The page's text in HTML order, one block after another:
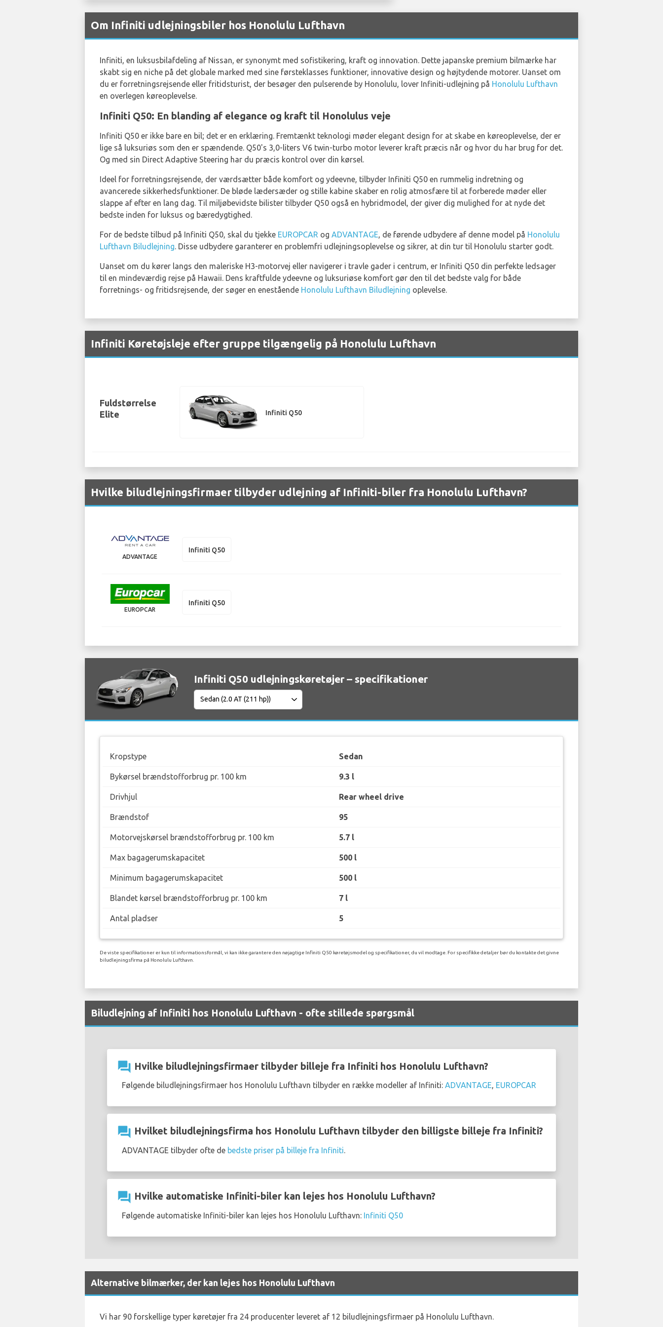
Om Infiniti udlejningsbiler hos Honolulu Lufthavn
Infiniti, en luksusbilafdeling af Nissan, er synonymt med sofistikering, kraft og innovation. Dette japanske premium bilmærke har
skabt sig en niche på det globale marked med sine førsteklasses funktioner, innovative design og højtydende motorer. Uanset om
du er forretningsrejsende eller fritidsturist, der besøger den pulserende by Honolulu, lover Infiniti-udlejning på Honolulu Lufthavn
en overlegen køreoplevelse.
Infiniti Q50: En blanding af elegance og kraft til Honolulus veje
Infiniti Q50 er ikke bare en bil; det er en erklæring. Fremtænkt teknologi møder elegant design for at skabe en køreoplevelse, der er
lige så luksuriøs som den er spændende. Q50's 3,0-liters V6 twin-turbo motor leverer kraft præcis når og hvor du har brug for det.
Og med sin Direct Adaptive Steering har du præcis kontrol over din kørsel.
Ideel for forretningsrejsende, der værdsætter både komfort og ydeevne, tilbyder Infiniti Q50 en rummelig indretning og
avancerede sikkerhedsfunktioner. De bløde lædersæder og stille kabine skaber en rolig atmosfære til at forberede møder eller
slappe af efter en lang dag. Til miljøbevidste bilister tilbyder Q50 også en hybridmodel, der giver dig mulighed for at nyde det
bedste inden for luksus og bæredygtighed.
For de bedste tilbud på Infiniti Q50, skal du tjekke EUROPCAR og ADVANTAGE, de førende udbydere af denne model på Honolulu
Lufthavn Biludlejning. Disse udbydere garanterer en problemfri udlejningsoplevelse og sikrer, at din tur til Honolulu starter godt.
Uanset om du kører langs den maleriske H3-motorvej eller navigerer i travle gader i centrum, er Infiniti Q50 din perfekte ledsager
til en mindeværdig rejse på Hawaii. Dens kraftfulde ydeevne og luksuriøse komfort gør den til det bedste valg for både
forretnings- og fritidsrejsende, der søger en enestående Honolulu Lufthavn Biludlejning oplevelse.
Infiniti Køretøjsleje efter gruppe tilgængelig på Honolulu Lufthavn
Fuldstørrelse
Elite
Infiniti Q50
Hvilke biludlejningsfirmaer tilbyder udlejning af Infiniti-biler fra Honolulu Lufthavn?
ADVANTAGE
Infiniti Q50
EUROPCAR
Infiniti Q50
Infiniti Q50 udlejningskøretøjer – specifikationer
Kropstype Sedan
Bykørsel brændstofforbrug pr. 100 km 9.3 l
Drivhjul Rear wheel drive
Brændstof 95
Motorvejskørsel brændstofforbrug pr. 100 km 5.7 l
Max bagagerumskapacitet 500 l
Minimum bagagerumskapacitet 500 l
Blandet kørsel brændstofforbrug pr. 100 km 7 l
Antal pladser 5
De viste specifikationer er kun til informationsformål, vi kan ikke garantere den nøjagtige Infiniti Q50 køretøjsmodel og specifikationer, du vil modtage. For specifikke detaljer bør du kontakte det givne
biludlejningsfirma på Honolulu Lufthavn.
Biludlejning af Infiniti hos Honolulu Lufthavn - ofte stillede spørgsmål
question_answer Hvilke biludlejningsfirmaer tilbyder billeje fra Infiniti hos Honolulu Lufthavn?
Følgende biludlejningsfirmaer hos Honolulu Lufthavn tilbyder en række modeller af Infiniti: ADVANTAGE, EUROPCAR
question_answer Hvilket biludlejningsfirma hos Honolulu Lufthavn tilbyder den billigste billeje fra Infiniti?
ADVANTAGE tilbyder ofte de bedste priser på billeje fra Infiniti.
question_answer Hvilke automatiske Infiniti-biler kan lejes hos Honolulu Lufthavn?
Følgende automatiske Infiniti-biler kan lejes hos Honolulu Lufthavn: Infiniti Q50
Alternative bilmærker, der kan lejes hos Honolulu Lufthavn
Vi har 90 forskellige typer køretøjer fra 24 producenter leveret af 12 biludlejningsfirmaer på Honolulu Lufthavn.